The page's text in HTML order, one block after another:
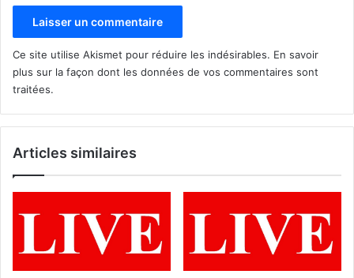
Ce site utilise Akismet pour réduire les indésirables. En savoir
plus sur la façon dont les données de vos commentaires sont
traitées.
Articles similaires